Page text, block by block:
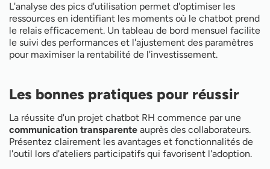
L'analyse des pics d'utilisation permet d'optimiser les
ressources en identifiant les moments où le chatbot prend
le relais efficacement. Un tableau de bord mensuel facilite
le suivi des performances et l'ajustement des paramètres
pour maximiser la rentabilité de l'investissement.
Les bonnes pratiques pour réussir
La réussite d'un projet chatbot RH commence par une
communication transparente auprès des collaborateurs.
Présentez clairement les avantages et fonctionnalités de
l'outil lors d'ateliers participatifs qui favorisent l'adoption.